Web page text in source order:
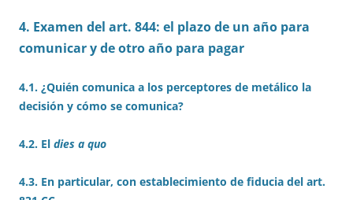
4. Examen del art. 844: el plazo de un año para
comunicar y de otro año para pagar
4.1. ¿Quién comunica a los perceptores de metálico la
decisión y cómo se comunica?
4.2. El dies a quo
4.3. En particular, con establecimiento de fiducia del art.